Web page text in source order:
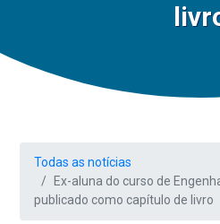
Todas as notícias
Ex-aluna do curso de
publicado como capítulo de livro